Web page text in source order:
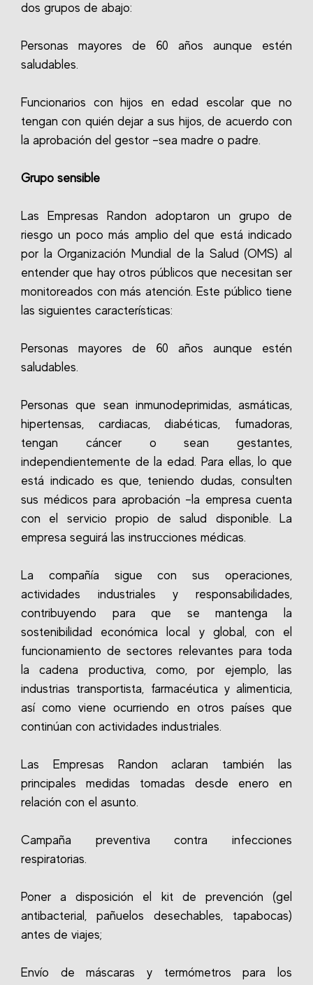
dos grupos de abajo:
Personas mayores de 60 años aunque estén
saludables.
Funcionarios con hijos en edad escolar que no
tengan con quién dejar a sus hijos, de acuerdo con
la aprobación del gestor –sea madre o padre.
Grupo sensible
Las Empresas Randon adoptaron un grupo de
riesgo un poco más amplio del que está indicado
por la Organización Mundial de la Salud (OMS) al
entender que hay otros públicos que necesitan ser
monitoreados con más atención. Este público tiene
las siguientes características:
Personas mayores de 60 años aunque estén
saludables.
Personas que sean inmunodeprimidas, asmáticas,
hipertensas, cardiacas, diabéticas, fumadoras,
tengan cáncer o sean gestantes,
independientemente de la edad. Para ellas, lo que
está indicado es que, teniendo dudas, consulten
sus médicos para aprobación –la empresa cuenta
con el servicio propio de salud disponible. La
empresa seguirá las instrucciones médicas.
La compañía sigue con sus operaciones,
actividades industriales y responsabilidades,
contribuyendo para que se mantenga la
sostenibilidad económica local y global, con el
funcionamiento de sectores relevantes para toda
la cadena productiva, como, por ejemplo, las
industrias transportista, farmacéutica y alimenticia,
así como viene ocurriendo en otros países que
continúan con actividades industriales.
Las Empresas Randon aclaran también las
principales medidas tomadas desde enero en
relación con el asunto.
Campaña preventiva contra infecciones
respiratorias.
Poner a disposición el kit de prevención (gel
antibacterial, pañuelos desechables, tapabocas)
antes de viajes;
Envío de máscaras y termómetros para los